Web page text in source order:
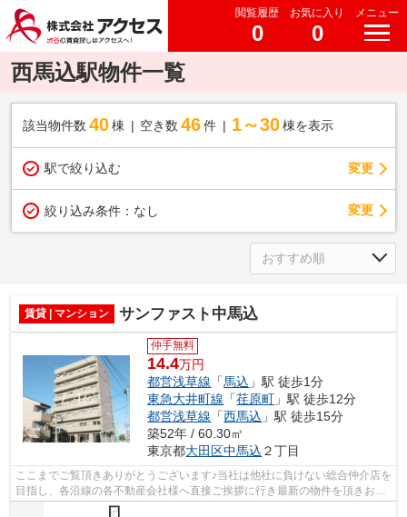
閲覧履歴
0
お気に入り
0
メニュー
西馬込駅物件一覧
該当物件数 40棟 空き数 46 件 1～30 棟を表示
駅で絞り込む 変更
絞り込み条件： なし 変更
賃貸 | マンション サンファスト中馬込
仲手無料
14.4万円
都営浅草線 「馬込 」駅 徒歩1分
東急大井町線 「荏原町 」駅 徒歩12分
都営浅草線 「西馬込 」駅 徒歩15分
築52年 / 60.30㎡
東京都大田区中馬込 ２丁目
ここまでご覧頂きありがとうございます♪当社は他社に負けない総合仲介店を
目指し、各沿線の各不動産会社様へ直接ご挨拶に行き最新の物件を頂きお客
様へ提供しております！最新の情報は...